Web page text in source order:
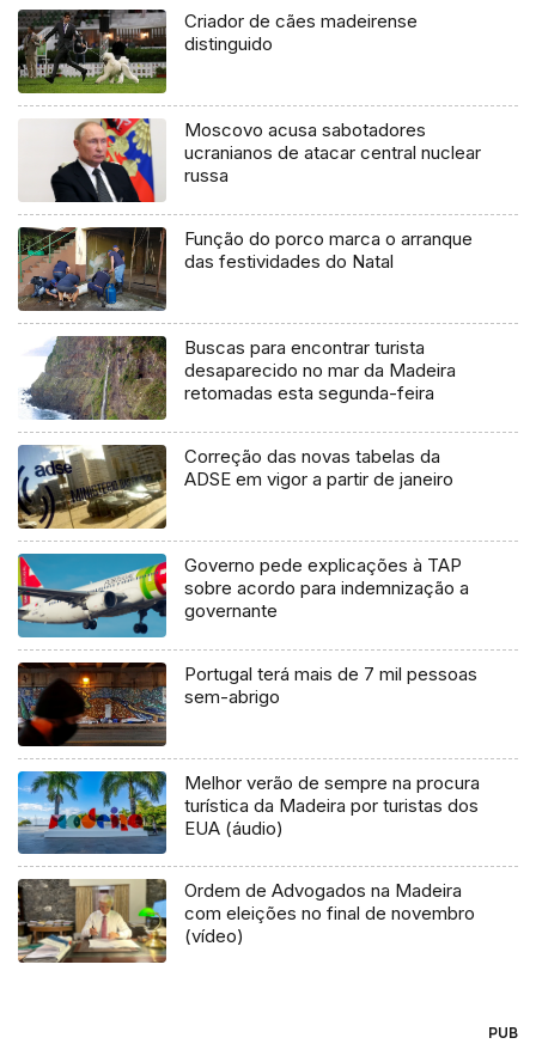
Criador de cães madeirense
distinguido
Moscovo acusa sabotadores
ucranianos de atacar central nuclear
russa
Função do porco marca o arranque
das festividades do Natal
Buscas para encontrar turista
desaparecido no mar da Madeira
retomadas esta segunda-feira
Correção das novas tabelas da
ADSE em vigor a partir de janeiro
Governo pede explicações à TAP
sobre acordo para indemnização a
governante
Portugal terá mais de 7 mil pessoas
sem-abrigo
Melhor verão de sempre na procura
turística da Madeira por turistas dos
EUA (áudio)
Ordem de Advogados na Madeira
com eleições no final de novembro
(vídeo)
PUB